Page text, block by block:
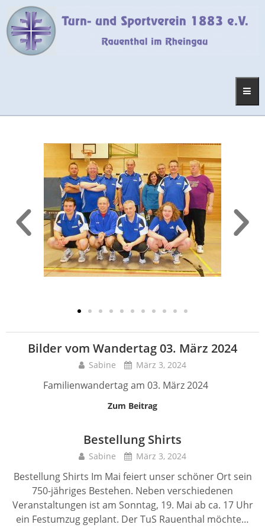
Bilder vom Wandertag 03. März 2024
Sabine März 3, 2024
Familienwandertag am 03. März 2024
Zum Beitrag
Bestellung Shirts
Sabine März 3, 2024
Bestellung Shirts Im Mai feiert unser schöner Ort sein
750-jähriges Bestehen. Neben verschiedenen
Veranstaltungen ist am Sonntag, 19. Mai ab ca. 17 Uhr
ein Festumzug geplant. Der TuS Rauenthal möchte…